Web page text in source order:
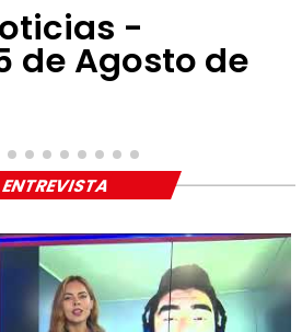
-
de Agosto de
ENTREVISTA